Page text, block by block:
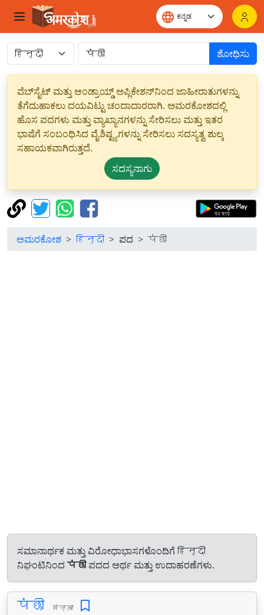
ಶೋಧಿಸು
ವೆಬ್‌ಸೈಟ್ ಮತ್ತು ಆಂಡ್ರಾಯ್ಡ್ ಅಪ್ಲಿಕೇಶನ್‌ನಿಂದ ಜಾಹೀರಾತುಗಳನ್ನು
ತೆಗೆದುಹಾಕಲು ದಯವಿಟ್ಟು ಚಂದಾದಾರರಾಗಿ. ಅಮರಕೋಶದಲ್ಲಿ
ಹೊಸ ಪದಗಳು ಮತ್ತು ವ್ಯಾಖ್ಯಾನಗಳನ್ನು ಸೇರಿಸಲು ಮತ್ತು ಇತರ
ಭಾಷೆಗೆ ಸಂಬಂಧಿಸಿದ ವೈಶಿಷ್ಟ್ಯಗಳನ್ನು ಸೇರಿಸಲು ಸದಸ್ಯತ್ವ ಶುಲ್ಕ
ಸಹಾಯಕವಾಗಿರುತ್ತದೆ.
ಸದಸ್ಯನಾಗು
ಅಮರಕೋಶ हिन्दी ಪದ पंछी
ಸಮಾನಾರ್ಥಕ ಮತ್ತು ವಿರೋಧಾಭಾಸಗಳೊಂದಿಗೆ हिन्दी
ನಿಘಂಟಿನಿಂದ पंछीಪದದ ಅರ್ಥ ಮತ್ತು ಉದಾಹರಣೆಗಳು.
पंछी संज्ञा